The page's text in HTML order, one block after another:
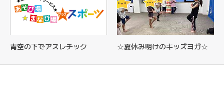
青空の下でアスレチック ☆夏休み明けのキッズヨガ☆